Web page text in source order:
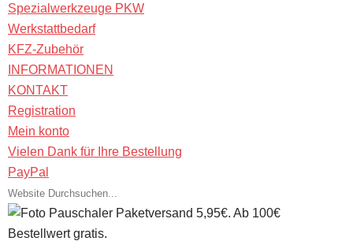
Spezialwerkzeuge PKW
Werkstattbedarf
KFZ-Zubehör
INFORMATIONEN
KONTAKT
Registration
Mein konto
Vielen Dank für Ihre Bestellung
PayPal
Pauschaler Paketversand 5,95€. Ab 100€
Bestellwert gratis.